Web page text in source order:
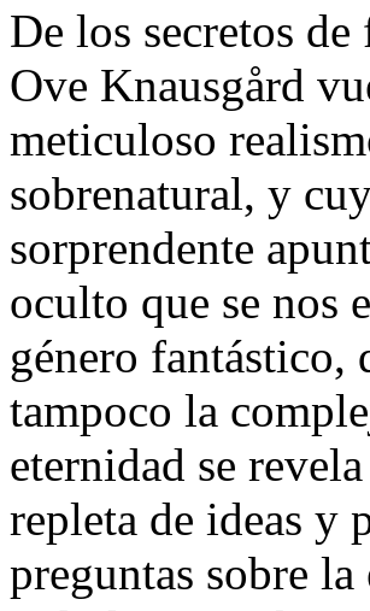
De los secretos
Ove Knausgård
meticuloso
sobrenatural, y
sorprendente
oculto que se nos
género fantástico,
tampoco la
eternidad se
repleta de ideas y
preguntas sobre